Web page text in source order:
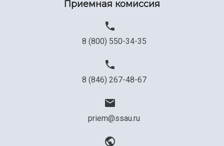
Официальные документы
Приемная комиссия
8 (800) 550-34-35
8 (846) 267-48-67
priem@ssau.ru